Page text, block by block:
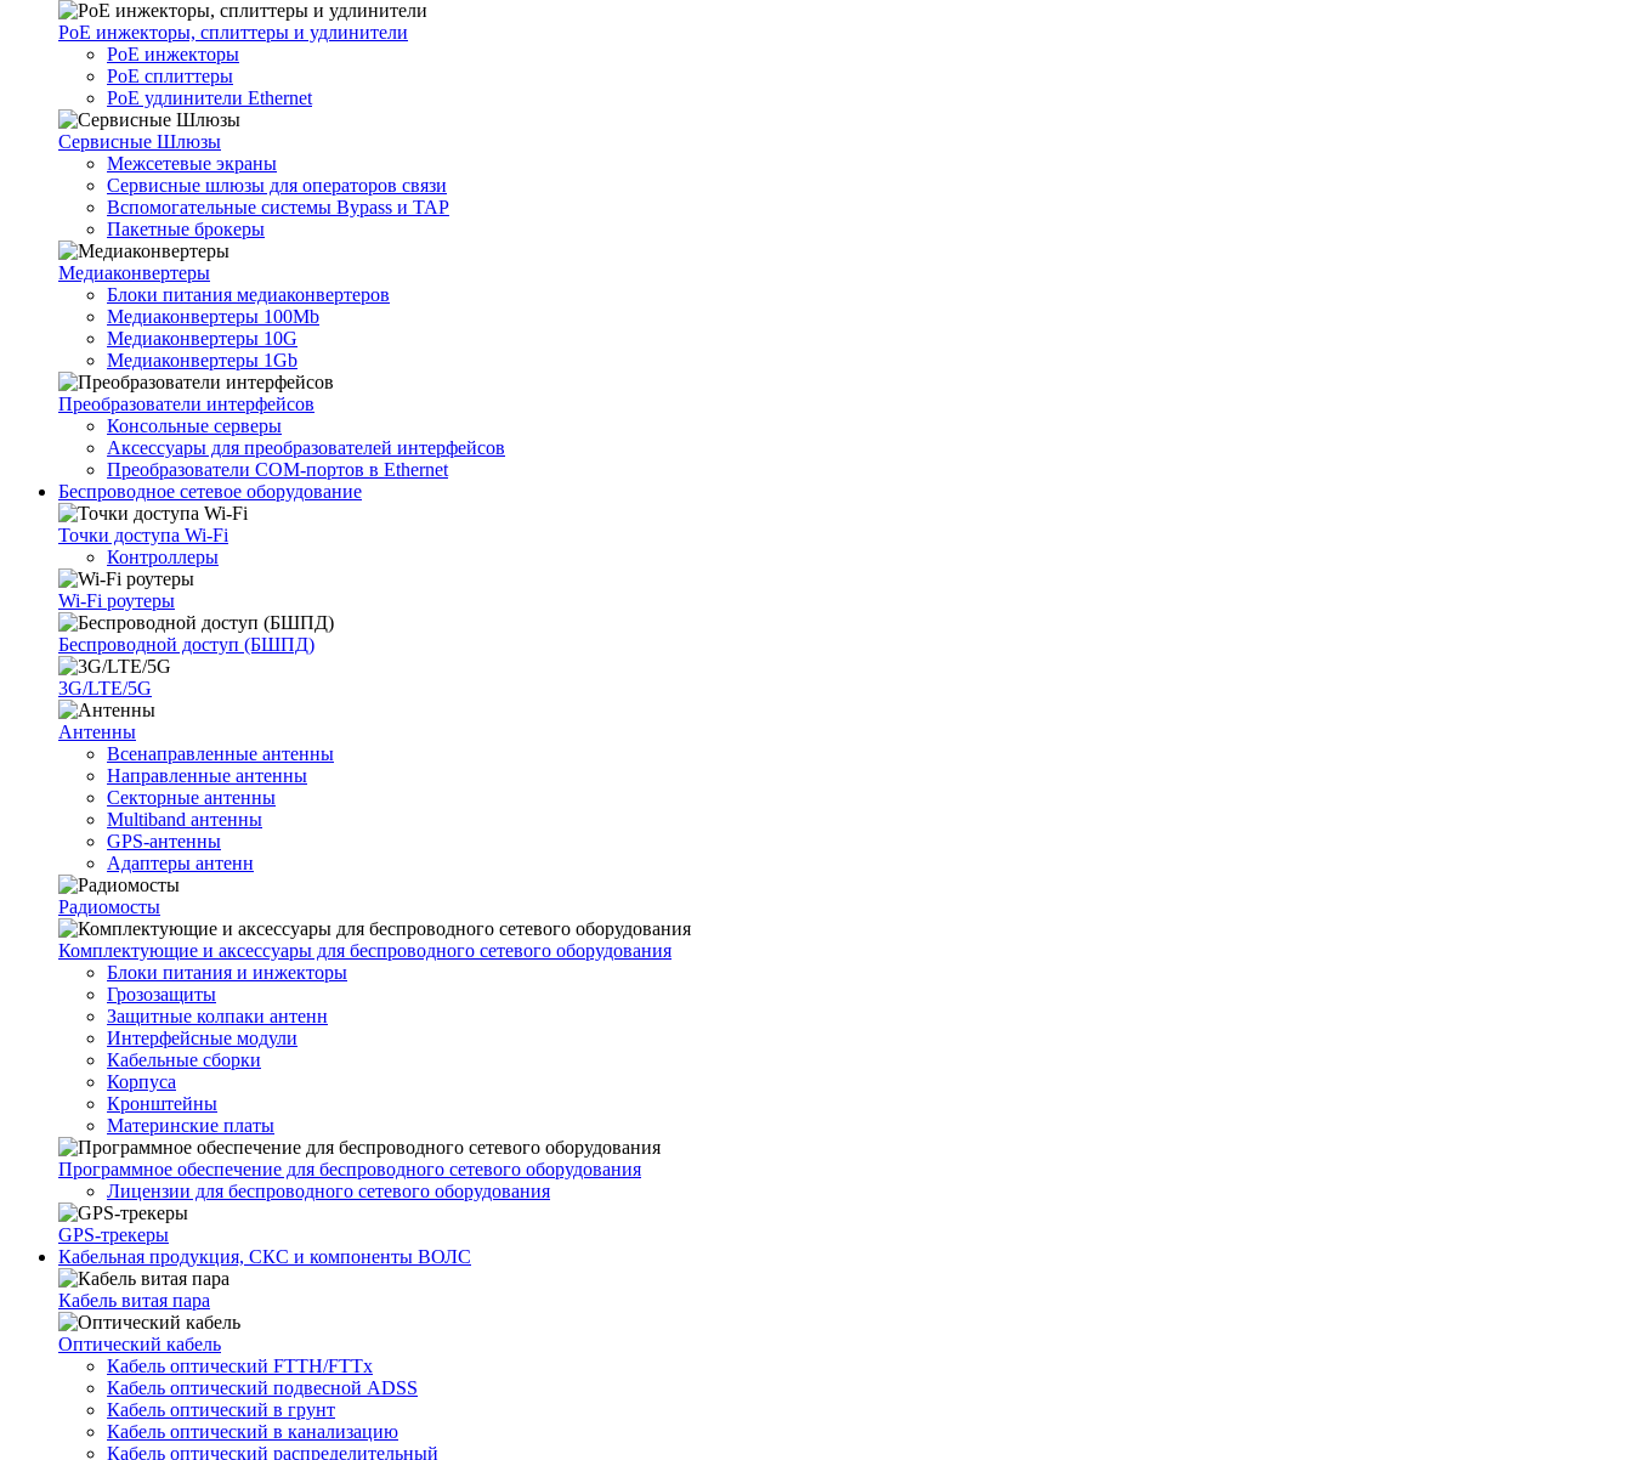
PoE инжекторы, сплиттеры и удлинители
PoE инжекторы
PoE сплиттеры
PoE удлинители Ethernet
Сервисные Шлюзы
Межсетевые экраны
Сервисные шлюзы для операторов связи
Вспомогательные системы Bypass и TAP
Пакетные брокеры
Медиаконвертеры
Блоки питания медиаконвертеров
Медиаконвертеры 100Mb
Медиаконвертеры 10G
Медиаконвертеры 1Gb
Преобразователи интерфейсов
Консольные серверы
Аксессуары для преобразователей интерфейсов
Преобразователи COM-портов в Ethernet
Беспроводное сетевое оборудование
Точки доступа Wi-Fi
Контроллеры
Wi-Fi роутеры
Беспроводной доступ (БШПД)
3G/LTE/5G
Антенны
Всенаправленные антенны
Направленные антенны
Секторные антенны
Multiband антенны
GPS-антенны
Адаптеры антенн
Радиомосты
Комплектующие и аксессуары для беспроводного сетевого оборудования
Блоки питания и инжекторы
Грозозащиты
Защитные колпаки антенн
Интерфейсные модули
Кабельные сборки
Корпуса
Кронштейны
Материнские платы
Программное обеспечение для беспроводного сетевого оборудования
Лицензии для беспроводного сетевого оборудования
GPS-трекеры
Кабельная продукция, СКС и компоненты ВОЛС
Кабель витая пара
Оптический кабель
Кабель оптический FTTH/FTTx
Кабель оптический подвесной ADSS
Кабель оптический в грунт
Кабель оптический в канализацию
Кабель оптический распределительный